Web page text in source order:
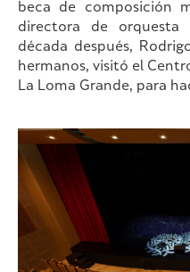
beca de composición
directora de orquesta
década después,
hermanos, visitó el
La Loma Grande, para